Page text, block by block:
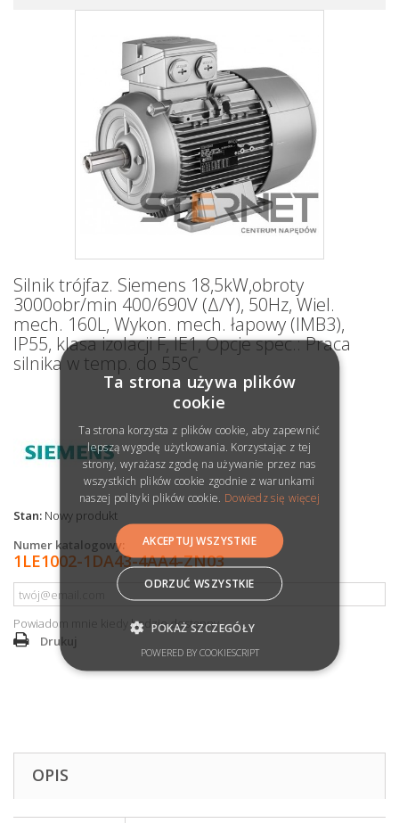
Silnik trójfaz. Siemens 18,5kW,obroty
3000obr/min 400/690V (Δ/Y), 50Hz, Wiel.
mech. 160L, Wykon. mech. łapowy (IMB3),
IP55, klasa izolacji F, IE1, Opcje spec.: Praca
silnika w temp. do 55°C
Stan: Nowy produkt
Numer katalogowy:
1LE1002-1DA43-4AA4-ZN03
Powiadom mnie kiedy będzie dostępny
Drukuj
OPIS
Ta strona używa plików
cookie
Ta strona korzysta z plików cookie, aby zapewnić
lepszą wygodę użytkowania. Korzystając z tej
strony, wyrażasz zgodę na używanie przez nas
wszystkich plików cookie zgodnie z warunkami
naszej polityki plików cookie. Dowiedz się więcej
AKCEPTUJ WSZYSTKIE
ODRZUĆ WSZYSTKIE
POKAŻ SZCZEGÓŁY
POWERED BY COOKIESCRIPT